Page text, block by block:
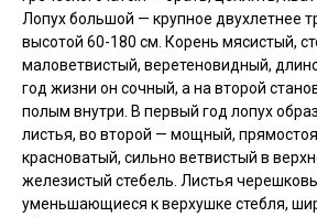
Лопух большой — крупное двухлетнее
высотой 60-180 см. Корень мясистый,
маловетвистый, веретеновидный,
год жизни он сочный, а на второй
полым внутри. В первый год лопух
листья, во второй — мощный,
красноватый, сильно ветвистый в
железистый стебель. Листья
уменьшающиеся к верхушке стебля,